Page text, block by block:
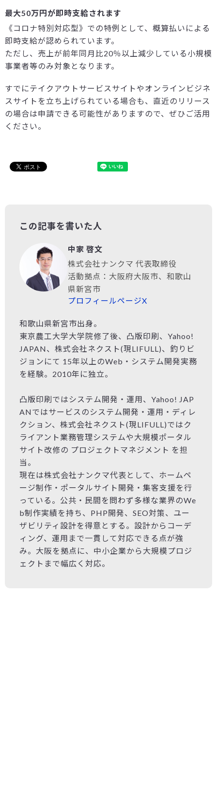
最大50万円が即時支給されます
《コロナ特別対応型》での特例として、概算払いによる
即時支給が認められています。
ただし、売上が前年同月比20％以上減少している小規模
事業者等のみ対象となります。
すでにテイクアウトサービスサイトやオンラインビジネ
スサイトを立ち上げられている場合も、直近のリリース
の場合は申請できる可能性がありますので、ぜひご活用
ください。
この記事を書いた人
中家 啓文
株式会社ナンクマ 代表取締役
活動拠点：大阪府大阪市、和歌山
県新宮市
プロフィールページX
和歌山県新宮市出身。
東京農工大学大学院修了後、凸版印刷、Yahoo!
JAPAN、株式会社ネクスト(現LIFULL)、釣りビ
ジョンにて 15年以上のWeb・システム開発実務
を経験。2010年に独立。
凸版印刷ではシステム開発・運用、Yahoo! JAP
ANではサービスのシステム開発・運用・ディレ
クション、株式会社ネクスト(現LIFULL)ではク
ライアント業務管理システムや大規模ポータル
サイト改修の プロジェクトマネジメント を担
当。
現在は株式会社ナンクマ代表として、ホームペ
ージ制作・ポータルサイト開発・集客支援を行
っている。公共・民間を問わず多様な業界のWe
b制作実績を持ち、PHP開発、SEO対策、ユー
ザビリティ設計を得意とする。設計からコーデ
ィング、運用まで一貫して対応できる点が強
み。大阪を拠点に、中小企業から大規模プロジ
ェクトまで幅広く対応。